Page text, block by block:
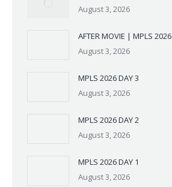
August 3, 2026
AFTER MOVIE | MPLS 2026
August 3, 2026
MPLS 2026 DAY 3
August 3, 2026
MPLS 2026 DAY 2
August 3, 2026
MPLS 2026 DAY 1
August 3, 2026